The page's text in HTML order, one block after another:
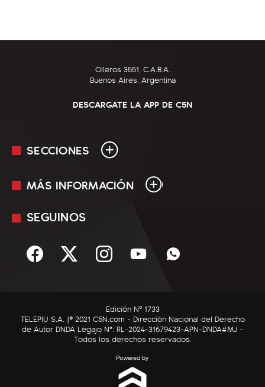
Olleros 3551, C.A.B.A.
Buenos Aires, Argentina
DESCARGATE LA APP DE C5N
SECCIONES
En Vivo
Sociedad
C5N Autos
RatingCero
MÁS INFORMACIÓN
Mediakit
Términos y condiciones
SEGUINOS
Edición Nº 1733
TELEPIU S.A. |© 2021 C5N.com - Dirección Nacional del Derecho
de Autor DNDA Legajo N°: RL-2024-31679423-APN-DNDA#MJ -
Todos los derechos reservados.